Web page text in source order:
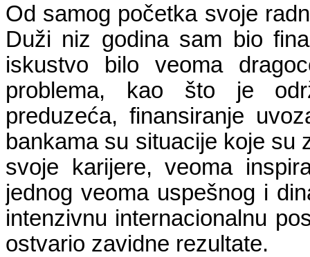
Od samog početka svoje
Duži niz godina sam bio
iskustvo bilo veoma
problema, kao što je
preduzeća, finansiranje
bankama su situacije koje su
svoje karijere, veoma
jednog veoma uspešnog i
intenzivnu internacionalnu
ostvario zavidne rezultate.